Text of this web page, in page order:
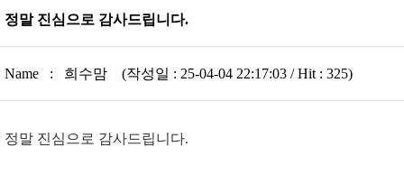
정말 진심으로 감사드립니다.
Name : 희수맘 (작성일 : 25-04-04 22:17:03 / Hit : 325)
정말 진심으로 감사드립니다.